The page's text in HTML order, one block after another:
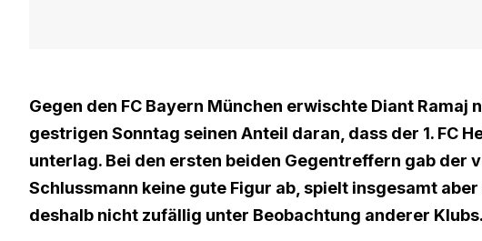
Gegen den FC Bayern München erwischte Diant Ramaj
gestrigen Sonntag seinen Anteil daran, dass der 1. FC
unterlag. Bei den ersten beiden Gegentreffern gab der
Schlussmann keine gute Figur ab, spielt insgesamt
deshalb nicht zufällig unter Beobachtung anderer Klubs.